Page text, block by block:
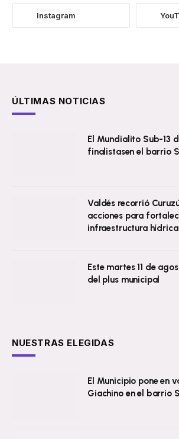
Instagram
ÚLTIMAS NOTICIAS
El Mundialito Sub-13
finalistasen el barrio
Valdés recorrió
acciones para
infraestructura hídrica
Este martes 11 de
del plus municipal
NUESTRAS ELEGIDAS
El Municipio pone en
Giachino en el barrio